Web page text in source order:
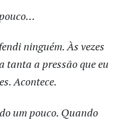
ninguém. Às vezes
tanta a pressão que eu
Acontece.
um pouco. Quando